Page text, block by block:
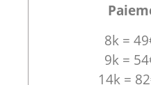
8k =
9k =
14k =